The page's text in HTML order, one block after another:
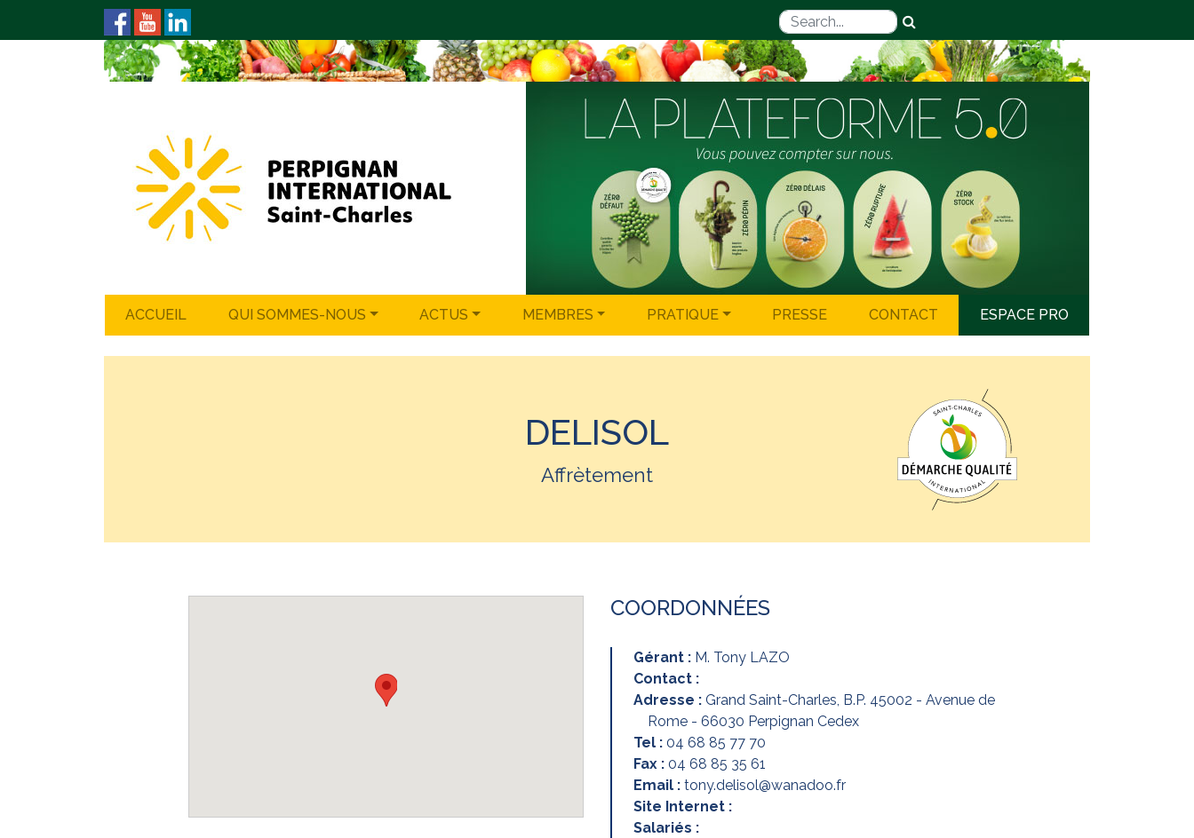
ACCUEIL QUI SOMMES-NOUS ACTUS MEMBRES PRATIQUE PRESSE CONTACT ESPACE PRO
DELISOL
Affrètement
COORDONNÉES
Gérant : M. Tony LAZO
Contact :
Adresse : Grand Saint-Charles, B.P. 45002 - Avenue de
Rome - 66030 Perpignan Cedex
Tel : 04 68 85 77 70
Fax : 04 68 85 35 61
Email : tony.delisol@wanadoo.fr
Site Internet :
Salariés :